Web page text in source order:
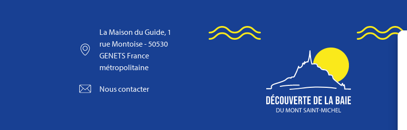
La Maison du Guide, 1
rue Montoise - 50530
GENETS France
métropolitaine
Nous contacter